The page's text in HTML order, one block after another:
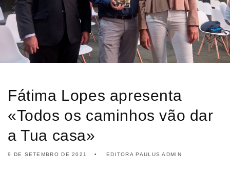
Fátima Lopes apresenta
«Todos os caminhos vão dar
a Tua casa»
9 DE SETEMBRO DE 2021 EDITORA PAULUS ADMIN